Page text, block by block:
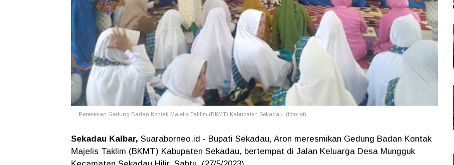
Peresmian Gedung Badan Kontak Majelis Taklim (BKMT) Kabupaten Sekadau. (foto:ist).
Sekadau Kalbar, Suaraborneo.id - Bupati Sekadau, Aron meresmikan Gedung Badan Kontak
Majelis Taklim (BKMT) Kabupaten Sekadau, bertempat di Jalan Keluarga Desa Mungguk